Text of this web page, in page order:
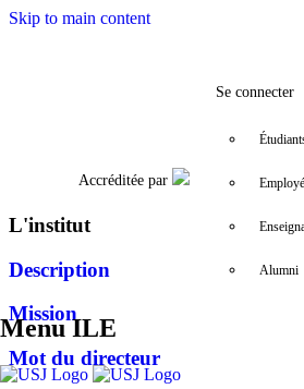
Skip to main contentFacebook
Accréditée par
Se connecter
Alumni
Menu ILE
L'institut
Description
Mission
Mot du directeur